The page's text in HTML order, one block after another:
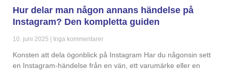
Hur delar man någon annans händelse på
Instagram? Den kompletta guiden
10. juni 2025 Inga kommentarer
Konsten att dela ögonblick på Instagram Har du någonsin sett
en Instagram-händelse från en vän, ett varumärke eller en